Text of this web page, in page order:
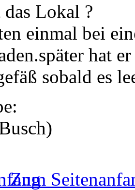
Lokal ?
einmal bei
hat
sobald es
Zum